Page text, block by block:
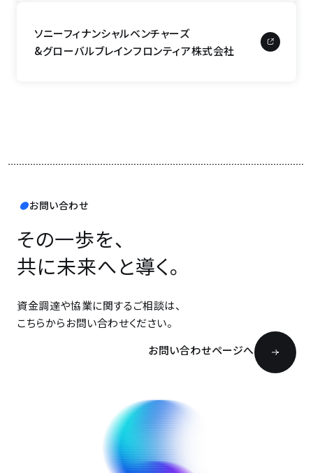
ソニーフィナンシャルベンチャーズ
&グローバルブレインフロンティア株式会社
お問い合わせ
その一歩を、
共に未来へと導く。
資金調達や協業に関するご相談は、
こちらからお問い合わせください。
お問い合わせページへ